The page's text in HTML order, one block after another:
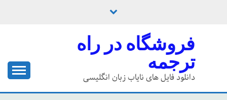
فروشگاه در راه
ترجمه
دانلود فایل های نایاب زبان انگلیسی